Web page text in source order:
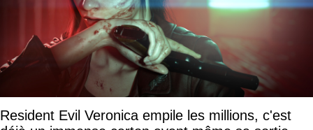
Resident Evil Veronica empile les millions, c'est